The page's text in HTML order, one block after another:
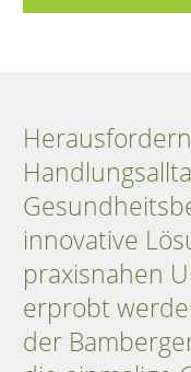
innovative
praxisnahen
erprobt
der